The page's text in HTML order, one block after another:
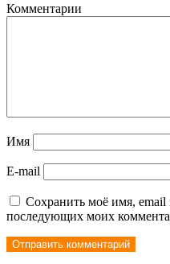
Комментарии
Имя
E-mail
Сохранить моё имя, email
последующих моих